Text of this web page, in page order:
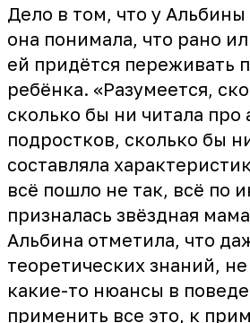
Дело в том, что у
она понимала, что рано
ей придётся переживать
ребёнка. «Разумеется,
сколько бы ни читала про
подростков, сколько бы
составляла
всё пошло не так, всё по
призналась звёздная
Альбина отметила, что
теоретических знаний,
какие-то нюансы в
применить все это, к